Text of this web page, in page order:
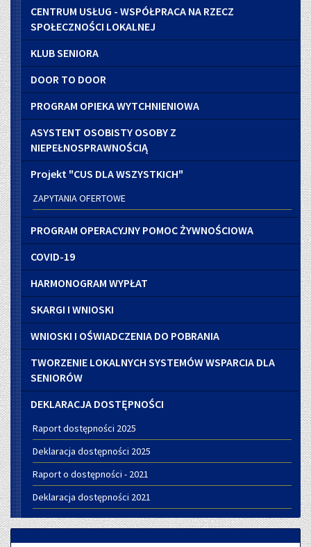
CENTRUM USŁUG - WSPÓŁPRACA NA RZECZ
SPOŁECZNOŚCI LOKALNEJ
KLUB SENIORA
DOOR TO DOOR
PROGRAM OPIEKA WYTCHNIENIOWA
ASYSTENT OSOBISTY OSOBY Z
NIEPEŁNOSPRAWNOŚCIĄ
Projekt "CUS DLA WSZYSTKICH"
ZAPYTANIA OFERTOWE
PROGRAM OPERACYJNY POMOC ŻYWNOŚCIOWA
COVID-19
HARMONOGRAM WYPŁAT
SKARGI I WNIOSKI
WNIOSKI I OŚWIADCZENIA DO POBRANIA
TWORZENIE LOKALNYCH SYSTEMÓW WSPARCIA DLA
SENIORÓW
DEKLARACJA DOSTĘPNOŚCI
Raport dostępności 2025
Deklaracja dostępności 2025
Raport o dostępności - 2021
Deklaracja dostępności 2021